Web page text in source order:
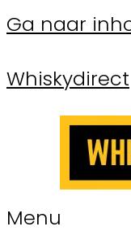
Ga naar
Whiskydirect
Menu